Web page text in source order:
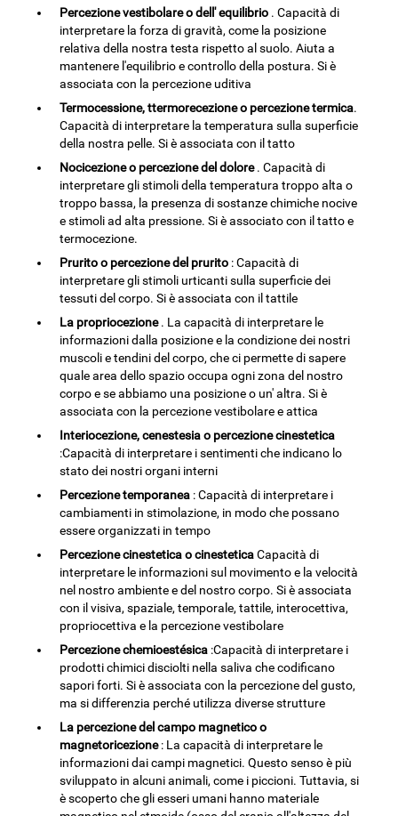
Percezione vestibolare o dell' equilibrio . Capacità di
interpretare la forza di gravità, come la posizione
relativa della nostra testa rispetto al suolo. Aiuta a
mantenere l'equilibrio e controllo della postura. Si è
associata con la percezione uditiva
Termocessione, ttermorecezione o percezione termica.
Capacità di interpretare la temperatura sulla superficie
della nostra pelle. Si è associata con il tatto
Nocicezione o percezione del dolore. Capacità di
interpretare gli stimoli della temperatura troppo alta o
troppo bassa, la presenza di sostanze chimiche nocive
e stimoli ad alta pressione. Si è associato con il tatto e
termocezione.
Prurito o percezione del prurito : Capacità di
interpretare gli stimoli urticanti sulla superficie dei
tessuti del corpo. Si è associata con il tattile
La propriocezione. La capacità di interpretare le
informazioni dalla posizione e la condizione dei nostri
muscoli e tendini del corpo, che ci permette di sapere
quale area dello spazio occupa ogni zona del nostro
corpo e se abbiamo una posizione o un' altra. Si è
associata con la percezione vestibolare e attica
Interiocezione, cenestesia o percezione cinestetica
:Capacità di interpretare i sentimenti che indicano lo
stato dei nostri organi interni
Percezione temporanea : Capacità di interpretare i
cambiamenti in stimolazione, in modo che possano
essere organizzati in tempo
Percezione cinestetica o cinesteticaCapacità di
interpretare le informazioni sul movimento e la velocità
nel nostro ambiente e del nostro corpo. Si è associata
con il visiva, spaziale, temporale, tattile, interocettiva,
propriocettiva e la percezione vestibolare
Percezione chemioestésica :Capacità di interpretare i
prodotti chimici disciolti nella saliva che codificano
sapori forti. Si è associata con la percezione del gusto,
ma si differenzia perché utilizza diverse strutture
La percezione del campo magnetico o
magnetoricezione: La capacità di interpretare le
informazioni dai campi magnetici. Questo senso è più
sviluppato in alcuni animali, come i piccioni. Tuttavia, si
è scoperto che gli esseri umani hanno materiale